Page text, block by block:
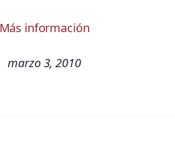
Más información
marzo 3, 2010